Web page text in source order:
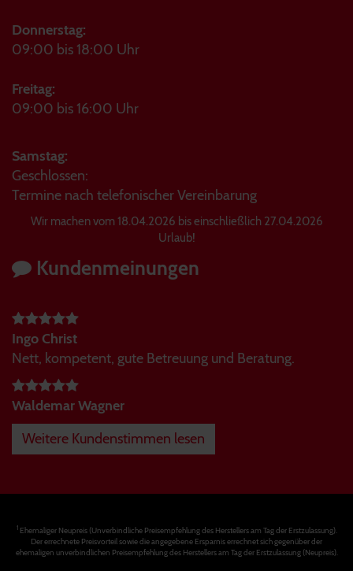
Donnerstag:
09:00 bis 18:00 Uhr
Freitag:
09:00 bis 16:00 Uhr
Samstag:
Geschlossen:
Termine nach telefonischer Vereinbarung
Wir machen vom 18.04.2026 bis einschließlich 27.04.2026
Urlaub!
Kundenmeinungen
Ingo Christ
Nett, kompetent, gute Betreuung und Beratung.
Waldemar Wagner
Weitere Kundenstimmen lesen
1Ehemaliger Neupreis (Unverbindliche Preisempfehlung des Herstellers am Tag der Erstzulassung).
Der errechnete Preisvorteil sowie die angegebene Ersparnis errechnet sich gegenüber der
ehemaligen unverbindlichen Preisempfehlung des Herstellers am Tag der Erstzulassung (Neupreis).